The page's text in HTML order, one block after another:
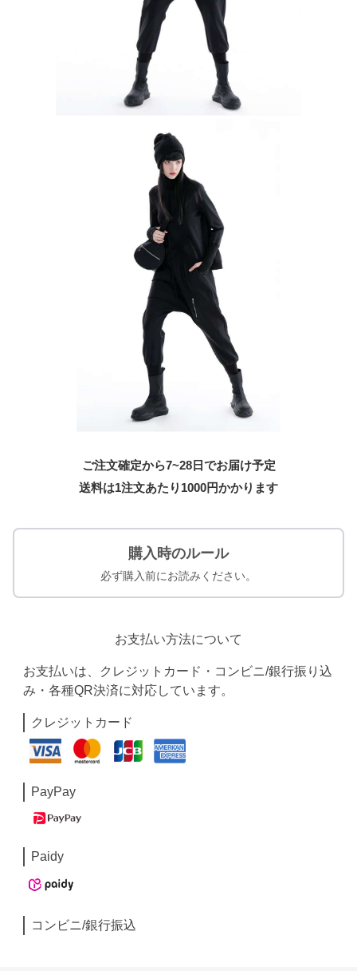
ご注文確定から7~28日でお届け予定
送料は1注文あたり 1000円かかります
購入時のルール
必ず購入前にお読みください。
お支払い方法について
お支払いは、クレジットカード・コンビニ/銀行振り込
み・各種QR決済に対応しています。
クレジットカード
PayPay
Paidy
コンビニ/銀行振込